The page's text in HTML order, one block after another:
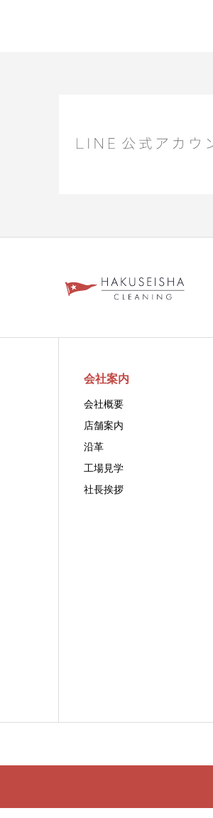
会社案内
会社概要
店舗案内
沿革
工場見学
社長挨拶